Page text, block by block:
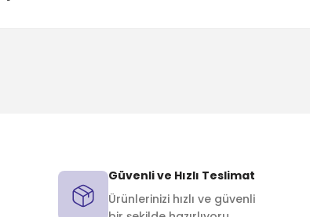
Yorum
Güvenli ve Hızlı Teslimat
Ürünlerinizi hızlı ve güvenli